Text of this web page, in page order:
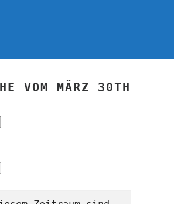
VOM MÄRZ 30TH